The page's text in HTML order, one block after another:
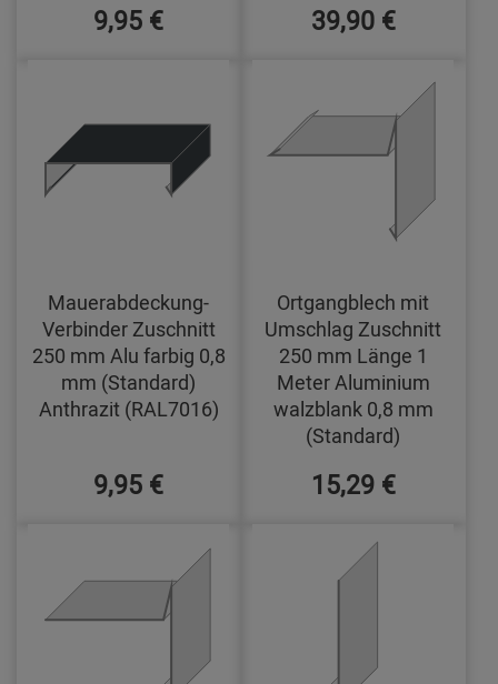
9,95 € 39,90 €
Mauerabdeckung-
Verbinder Zuschnitt
250 mm Alu farbig 0,8
mm (Standard)
Anthrazit (RAL7016)
9,95 €
Ortgangblech mit
Umschlag Zuschnitt
250 mm Länge 1
Meter Aluminium
walzblank 0,8 mm
(Standard)
15,29 €